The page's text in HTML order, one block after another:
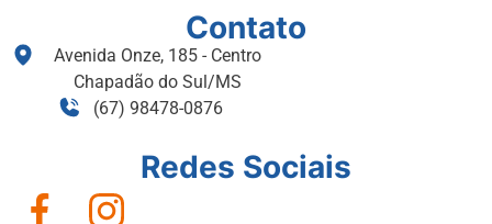
Contato
Avenida Onze, 185 - Centro
Chapadão do Sul/MS
(67) 98478-0876
Redes Sociais